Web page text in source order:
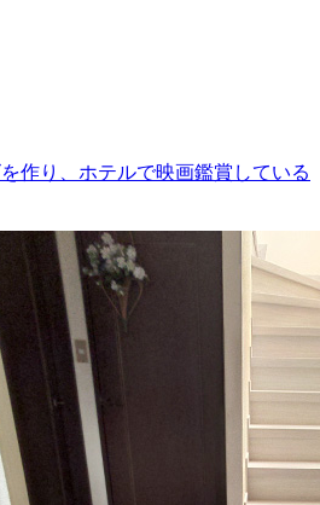
作り、ホテルで映画鑑賞している